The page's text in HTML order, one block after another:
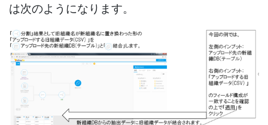
は次のようになります。